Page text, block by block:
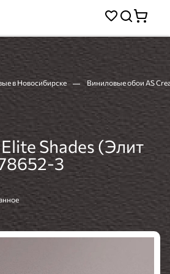
в Новосибирске Виниловые обои AS
Shades (Элит
3